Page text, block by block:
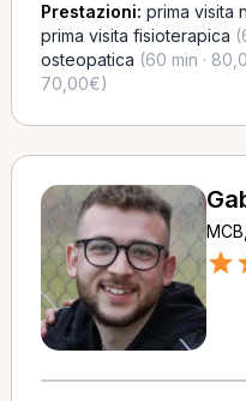
Prestazioni: prima visita
prima visita fisioterapica
osteopatica (60 min ·
70,00€)